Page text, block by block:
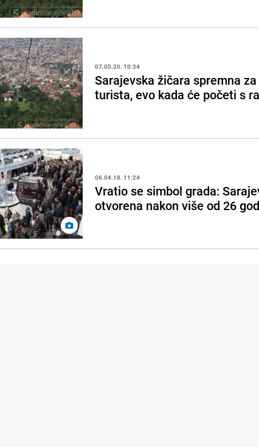
07.05.20. 10:34
Sarajevska žičara spremna
turista, evo kada će početi s
06.04.18. 11:24
Vratio se simbol grada:
otvorena nakon više od 26